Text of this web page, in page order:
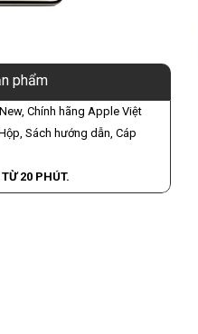
phẩm
Chính hãng Apple Việt
Sách hướng dẫn, Cáp
20 PHÚT.